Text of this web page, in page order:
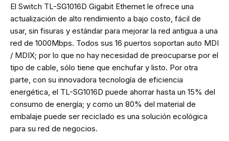
El Switch TL-SG1016D Gigabit Ethernet le ofrece una
actualización de alto rendimiento a bajo costo, fácil de
usar, sin fisuras y estándar para mejorar la red antigua a una
red de 1000Mbps. Todos sus 16 puertos soportan auto MDI
/ MDIX; por lo que no hay necesidad de preocuparse por el
tipo de cable, sólo tiene que enchufar y listo. Por otra
parte, con su innovadora tecnología de eficiencia
energética, el TL-SG1016D puede ahorrar hasta un 15% del
consumo de energía; y como un 80% del material de
embalaje puede ser reciclado es una solución ecológica
para su red de negocios.